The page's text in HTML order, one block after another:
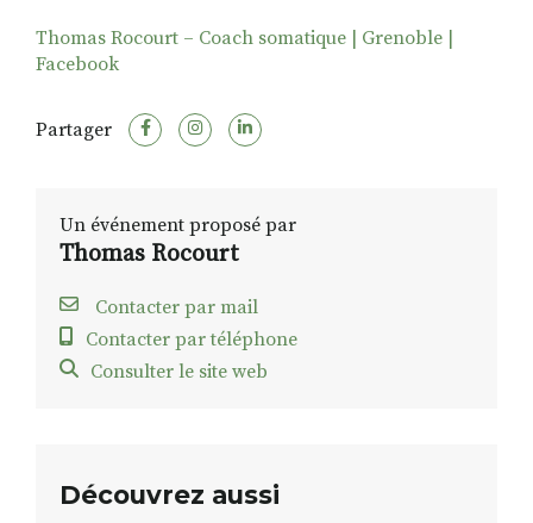
Thomas Rocourt – Coach somatique | Grenoble |
Facebook
Partager
Un événement proposé par
Thomas Rocourt
Contacter par mail
Contacter par téléphone
Consulter le site web
Découvrez aussi